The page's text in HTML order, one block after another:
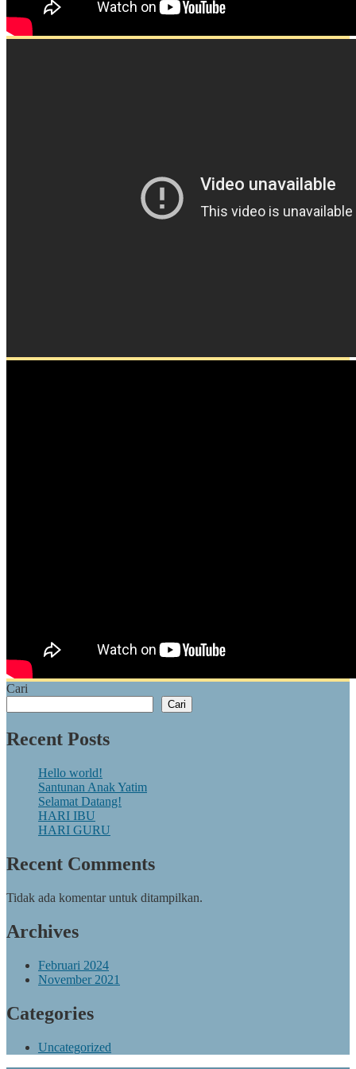
Cari
Cari
Recent Posts
Hello world!
Santunan Anak Yatim
Selamat Datang!
HARI IBU
HARI GURU
Recent Comments
Tidak ada komentar untuk ditampilkan.
Archives
Februari 2024
November 2021
Categories
Uncategorized